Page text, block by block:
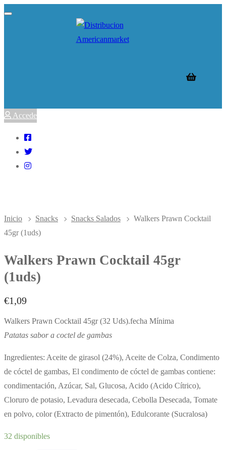
Ir
Menú
Cerrar
Accede
Inicio Snacks Snacks Salados
Walkers Prawn Cocktail
45gr (1uds)
Walkers Prawn Cocktail 45gr
(1uds)
€1,09
Walkers Prawn Cocktail 45gr (32 Uds).fecha Mínima
Patatas sabor a coctel de gambas
Ingredientes: Aceite de girasol (24%), Aceite de Colza, Condimento
de cóctel de gambas, El condimento de cóctel de gambas contiene:
condimentación, Azúcar, Sal, Glucosa, Acido (Acido Cítrico),
Cloruro de potasio, Levadura desecada, Cebolla Desecada, Tomate
en polvo, color (Extracto de pimentón), Edulcorante (Sucralosa)
32 disponibles